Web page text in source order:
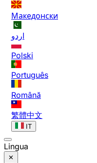
Македонски
اردو
Polski
Português
Română
繁體中文
IT
Lingua